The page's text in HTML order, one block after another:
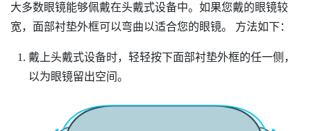
大多数眼镜能够佩戴在头戴式设备中。如果您戴的眼镜较
宽，面部衬垫外框可以弯曲以适合您的眼镜。 方法如下：
戴上头戴式设备时，轻轻按下面部衬垫外框的任一侧，
以为眼镜留出空间。